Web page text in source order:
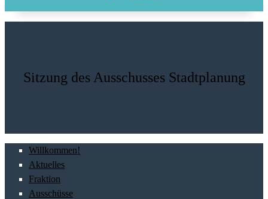
Sitzung des Ausschusses Stadtplanung
Willkommen!
Aktuelles
Fraktion
Ausschüsse